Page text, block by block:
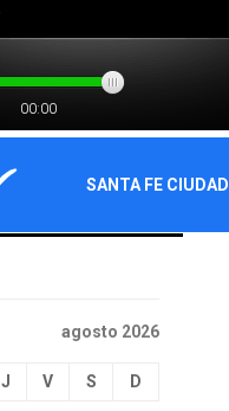
SANTA FE CIUDAD
agosto 2026
J V S D